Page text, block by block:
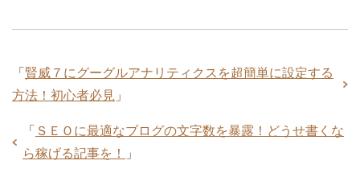
「 賢威７にグーグルアナリティクスを超簡単に設定する
方法！初心者必見 」
「 ＳＥＯに最適なブログの文字数を暴露！どうせ書くな
ら稼げる記事を！
」